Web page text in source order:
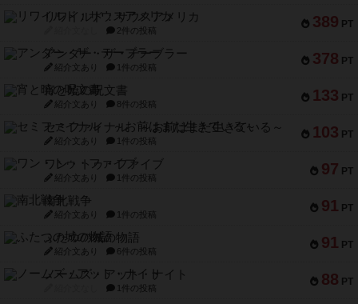
389 PT
リワイルド：サウスアメリカ
2件の投稿
378 PT
アンダー・ザ・テーブラー
紹介文あり 1件の投稿
133 PT
宵と暁の呪文書
紹介文あり 8件の投稿
103 PT
セミファイナル ～お前はまだ生きている～
紹介文あり 1件の投稿
97 PT
ワン・トゥ・ファイブ
紹介文あり 1件の投稿
91 PT
南北戦争
紹介文あり 1件の投稿
91 PT
ふたつの城の物語
紹介文あり 6件の投稿
88 PT
ノームズ・アット・ナイト
1件の投稿